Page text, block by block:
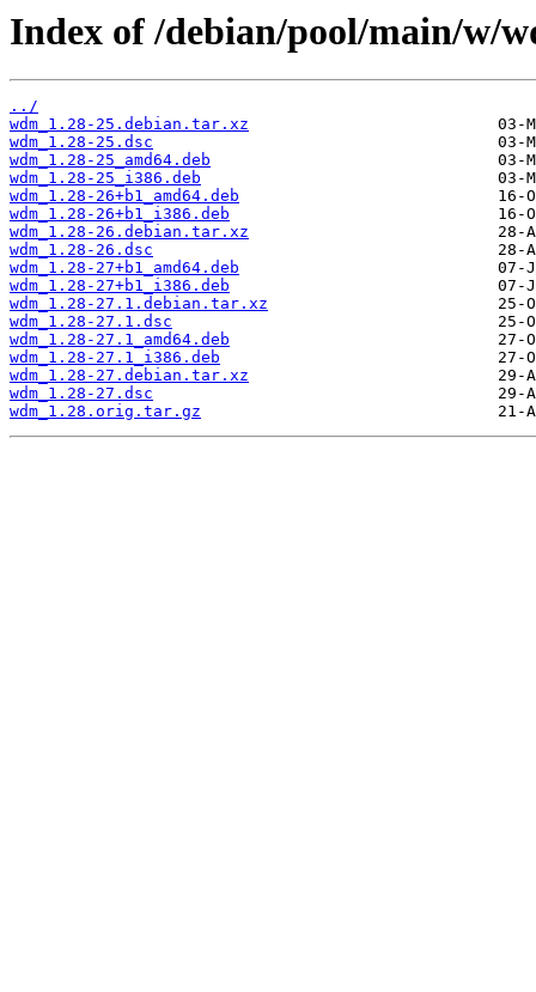
Index of /debian/pool/main/w/
../
wdm_1.28-25.debian.tar.xz
wdm_1.28-25.dsc
wdm_1.28-25_amd64.deb
wdm_1.28-25_i386.deb
wdm_1.28-26+b1_amd64.deb
wdm_1.28-26+b1_i386.deb
wdm_1.28-26.debian.tar.xz
wdm_1.28-26.dsc
wdm_1.28-27+b1_amd64.deb
wdm_1.28-27+b1_i386.deb
wdm_1.28-27.1.debian.tar.xz
wdm_1.28-27.1.dsc
wdm_1.28-27.1_amd64.deb
wdm_1.28-27.1_i386.deb
wdm_1.28-27.debian.tar.xz
wdm_1.28-27.dsc
wdm_1.28.orig.tar.gz